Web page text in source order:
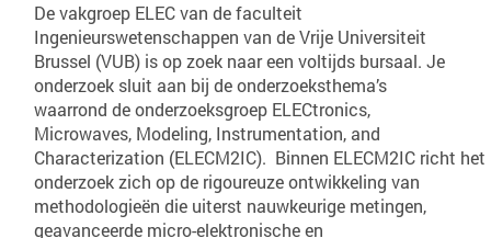
De vakgroep ELEC van de faculteit
Ingenieurswetenschappen van de Vrije Universiteit
Brussel (VUB) is op zoek naar een voltijds bursaal. Je
onderzoek sluit aan bij de onderzoeksthema’s
waarrond de onderzoeksgroep ELECtronics,
Microwaves, Modeling, Instrumentation, and
Characterization (ELECM2IC). Binnen ELECM2IC richt het
onderzoek zich op de rigoureuze ontwikkeling van
methodologieën die uiterst nauwkeurige metingen,
geavanceerde micro-elektronische en